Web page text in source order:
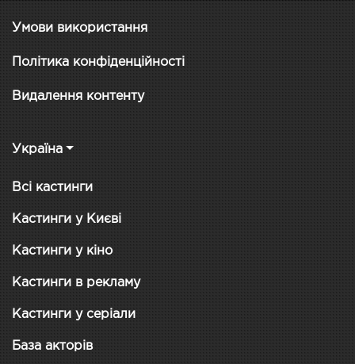
Умови використання
Політика конфіденційності
Видалення контенту
Україна
Всі кастинги
Кастинги у Києві
Кастинги у кіно
Кастинги в рекламу
Кастинги у серіали
База акторів